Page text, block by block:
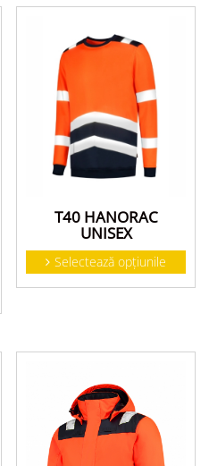
T40 HANORAC
UNISEX
Selectează opțiunile